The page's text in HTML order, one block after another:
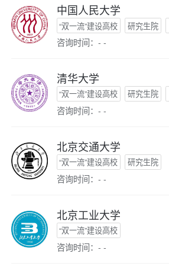
中国人民大学
“双一流”建设高校 研究生院
咨询时间：- -
清华大学
“双一流”建设高校 研究生院
咨询时间：- -
北京交通大学
“双一流”建设高校 研究生院
咨询时间：- -
北京工业大学
“双一流”建设高校
咨询时间：- -